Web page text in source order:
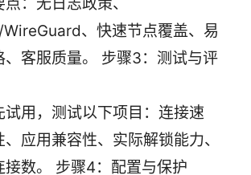
：无日志政策、
、快速节点覆盖、易
、客服质量。 步骤3：测试与评
试用，测试以下项目：连接速
应用兼容性、实际解锁能力、
接数。 步骤4：配置与保护